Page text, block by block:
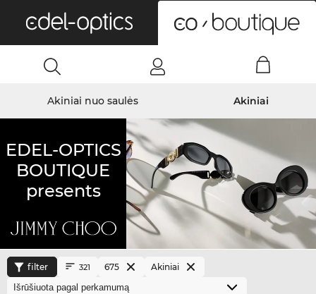
Akiniai nuo saulės Akiniai
EDEL-OPTICS
BOUTIQUE
presents
filter 321 675 Akiniai